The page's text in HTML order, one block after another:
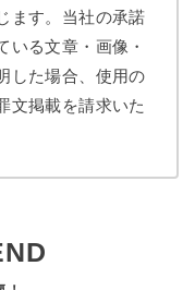
ます。当社の承諾
いる文章・画像・
した場合、使用の
文掲載を請求いた